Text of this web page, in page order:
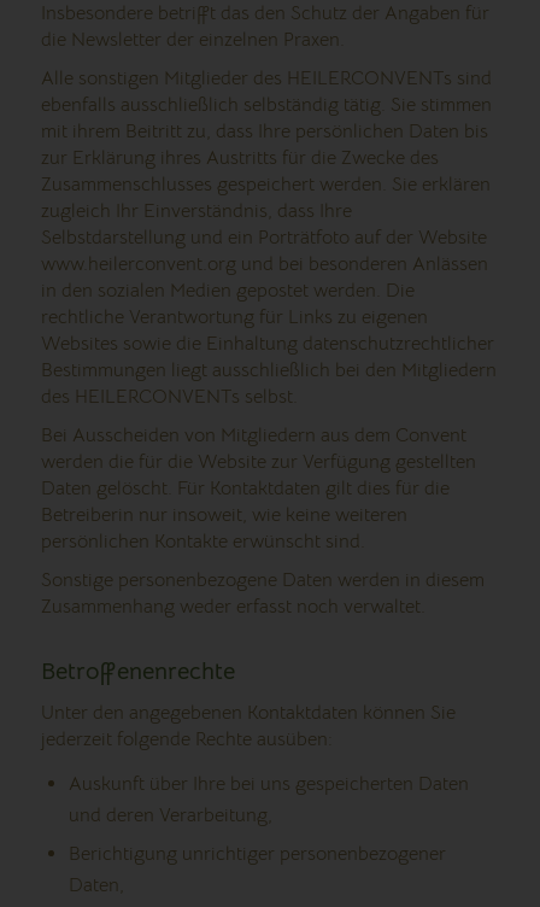
Insbesondere betrifft das den Schutz der Angaben für
die Newsletter der einzelnen Praxen.
Alle sonstigen Mitglieder des HEILERCONVENTs sind
ebenfalls ausschließlich selbständig tätig. Sie stimmen
mit ihrem Beitritt zu, dass Ihre persönlichen Daten bis
zur Erklärung ihres Austritts für die Zwecke des
Zusammenschlusses gespeichert werden. Sie erklären
zugleich Ihr Einverständnis, dass Ihre
Selbstdarstellung und ein Porträtfoto auf der Website
www.heilerconvent.org und bei besonderen Anlässen
in den sozialen Medien gepostet werden. Die
rechtliche Verantwortung für Links zu eigenen
Websites sowie die Einhaltung datenschutzrechtlicher
Bestimmungen liegt ausschließlich bei den Mitgliedern
des HEILERCONVENTs selbst.
Bei Ausscheiden von Mitgliedern aus dem Convent
werden die für die Website zur Verfügung gestellten
Daten gelöscht. Für Kontaktdaten gilt dies für die
Betreiberin nur insoweit, wie keine weiteren
persönlichen Kontakte erwünscht sind.
Sonstige personenbezogene Daten werden in diesem
Zusammenhang weder erfasst noch verwaltet.
Betroffenenrechte
Unter den angegebenen Kontaktdaten können Sie
jederzeit folgende Rechte ausüben:
Auskunft über Ihre bei uns gespeicherten Daten
und deren Verarbeitung,
Berichtigung unrichtiger personenbezogener
Daten,